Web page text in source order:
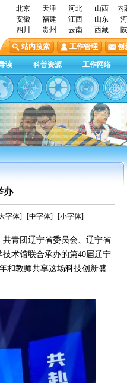
北京 天津 河北 山西 内
安徽
福建 江西 山东
四川
贵州 云南 西藏
站内搜索
工作管理 创
读 科普资源 工作网络
办
字体] [中字体] [小字体]
青团辽宁省委员会、辽宁省
术馆联合承办的第40届辽宁
和教师共享这场科技创新盛